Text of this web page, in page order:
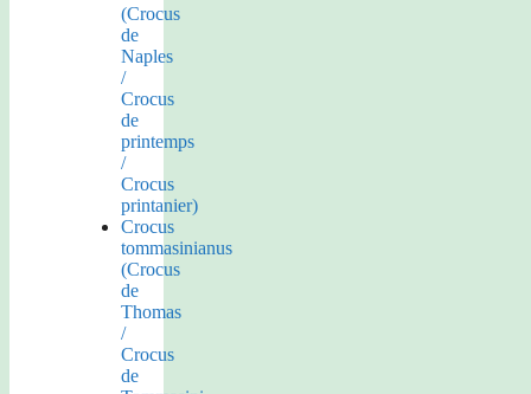
(Crocus
de
Naples
/
Crocus
de
printemps
/
Crocus
printanier)
Crocus
tommasinianus
(Crocus
de
Thomas
/
Crocus
de